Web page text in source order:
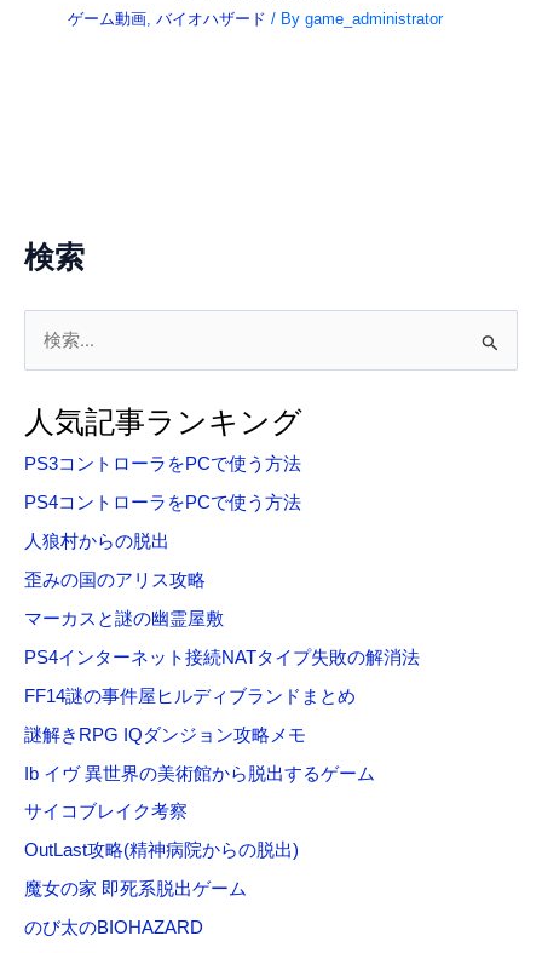
検索
象
:
人気記事ランキング
PS3コントローラをPCで使う方法
PS4コントローラをPCで使う方法
人狼村からの脱出
歪みの国のアリス攻略
マーカスと謎の幽霊屋敷
PS4インターネット接続NATタイプ失敗の解消法
FF14謎の事件屋ヒルディブランドまとめ
謎解きRPG IQダンジョン攻略メモ
Ib イヴ 異世界の美術館から脱出するゲーム
サイコブレイク考察
OutLast攻略(精神病院からの脱出)
魔女の家 即死系脱出ゲーム
のび太のBIOHAZARD
ゲーム動画,バイオハザード / Bygame_administrator